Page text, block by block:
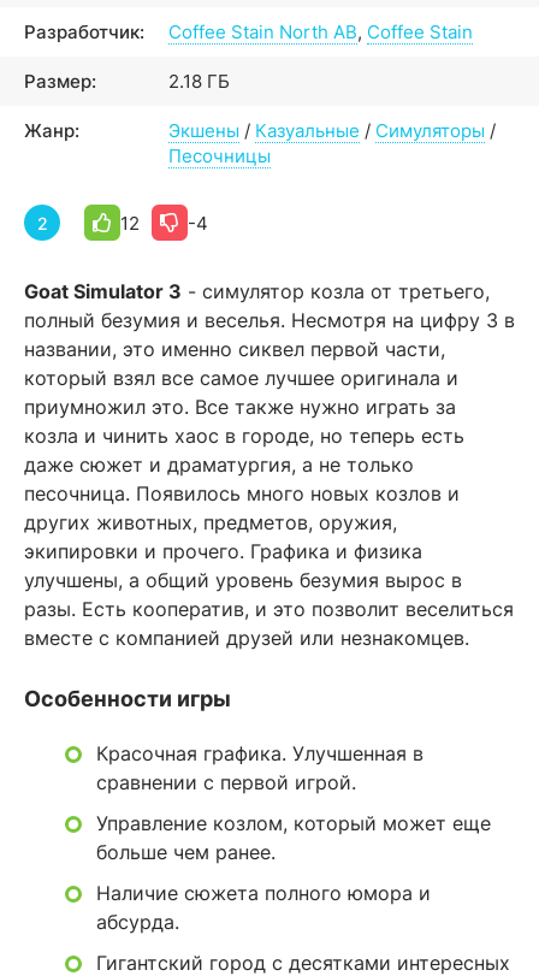
Разработчик: Coffee Stain North AB, Coffee Stain
Размер: 2.18 ГБ
Жанр: Экшены / Казуальные / Симуляторы /
Песочницы
2 12 -4
Goat Simulator 3 - симулятор козла от третьего,
полный безумия и веселья. Несмотря на цифру 3 в
названии, это именно сиквел первой части,
который взял все самое лучшее оригинала и
приумножил это. Все также нужно играть за
козла и чинить хаос в городе, но теперь есть
даже сюжет и драматургия, а не только
песочница. Появилось много новых козлов и
других животных, предметов, оружия,
экипировки и прочего. Графика и физика
улучшены, а общий уровень безумия вырос в
разы. Есть кооператив, и это позволит веселиться
вместе с компанией друзей или незнакомцев.
Особенности игры
Красочная графика. Улучшенная в
сравнении с первой игрой.
Управление козлом, который может еще
больше чем ранее.
Наличие сюжета полного юмора и
абсурда.
Гигантский город с десятками интересных